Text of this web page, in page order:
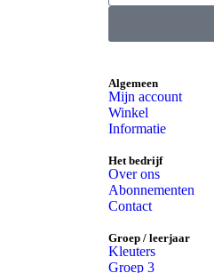
Algemeen
Mijn account
Winkel
Informatie
Het bedrijf
Over ons
Abonnementen
Contact
Groep / leerjaar
Kleuters
Groep 3